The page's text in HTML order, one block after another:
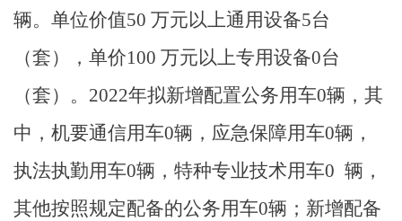
辆。 单位价值50 万元以上通用设备5台
（套），单价100 万元以上专用设备0台
（套）。 2022年拟新增配置公务用车0辆，其
中，机要通信用车0辆，应急保障用车0辆，
执法执勤用车0辆，特种专业技术用车0 辆，
其他按照规定配备的公务用车0辆；新增配备